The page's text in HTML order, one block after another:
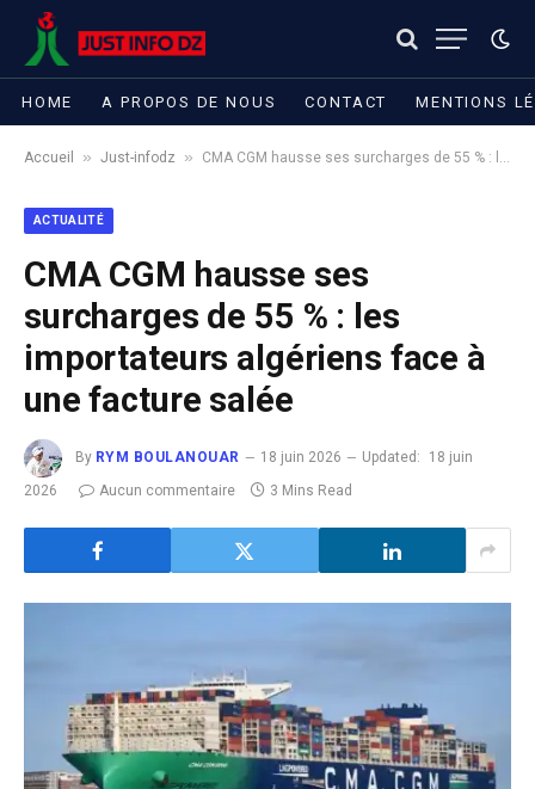
HOME A PROPOS DE NOUS CONTACT MENTIONS
Accueil » Just-infodz » CMA CGM hausse ses surcharges de 55 % : les importateurs algériens face à une facture salée
ACTUALITÉ
CMA CGM hausse ses
surcharges de 55 % : les
importateurs algériens face à
une facture salée
By RYM BOULANOUAR 18 juin 2026 Updated:
18 juin
2026
Aucun commentaire 3 Mins Read